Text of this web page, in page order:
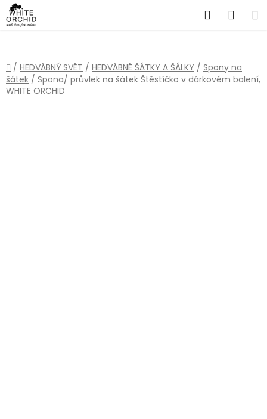
Přejít
na
obsah
Hledat
Domů
/ HEDVÁBNÝ SVĚT / HEDVÁBNÉ ŠÁTKY A ŠÁLKY / Spony na
šátek / Spona/ průvlek na šátek Štěstíčko v dárkovém balení,
WHITE ORCHID